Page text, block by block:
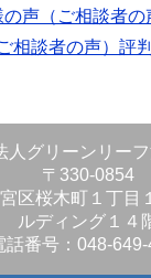
の声（ご相談者の
相談者の声）評
人グリーンリー
〒330-0854
区桜木町１丁目
ルディング１４
話番号：048-649-